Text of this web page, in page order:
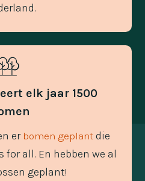
elk jaar 1500
er bomen geplantdie
for all. En hebben we al
geplant!